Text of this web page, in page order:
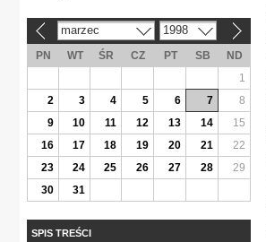
marzec 1998
PN WT ŚR CZ PT SB
ND
1
2
3 4 5 6 7
8
9
10 11 12 13 14
15
16
17 18 19 20 21
22
23
24 25 26 27 28
29
30
31
SPIS TREŚCI